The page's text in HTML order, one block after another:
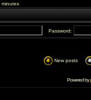
minutes
Password:
New posts
Powered by